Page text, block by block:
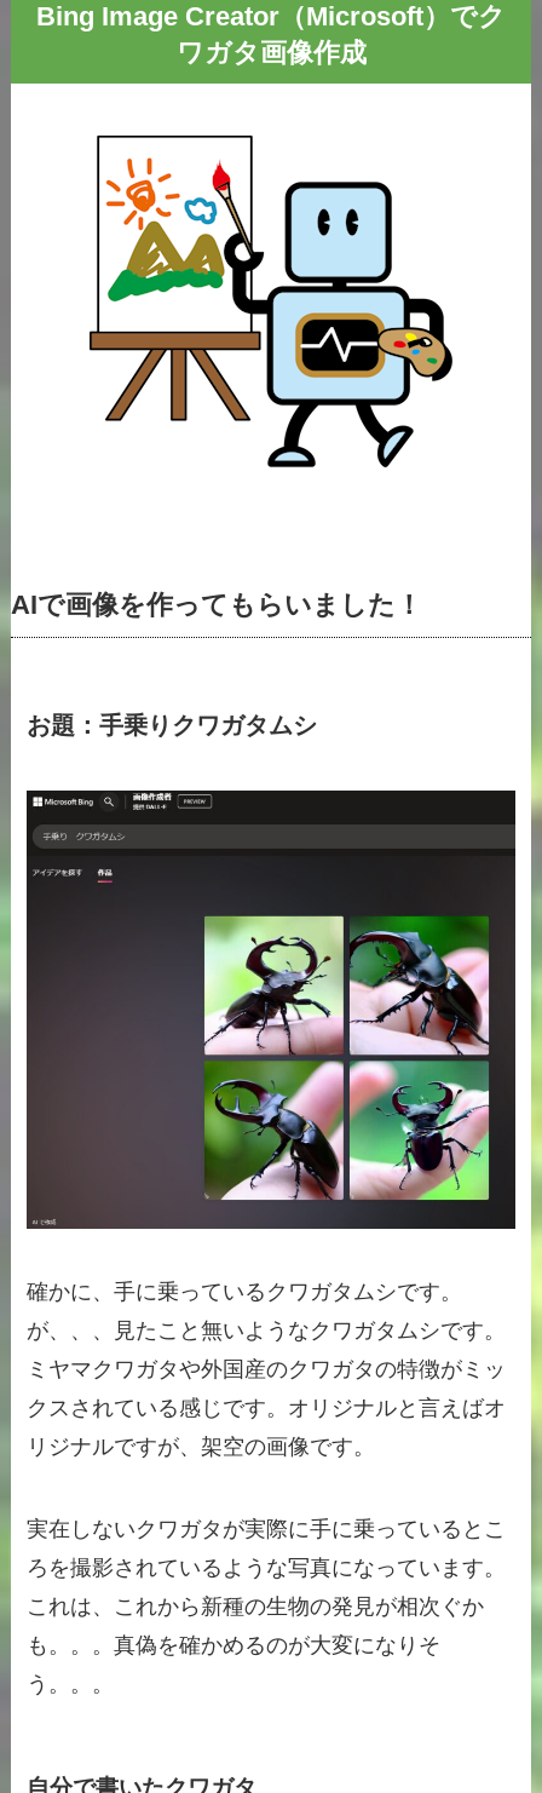
Bing Image Creator（Microsoft）でク
ワガタ画像作成
AIで画像を作ってもらいました！
お題：手乗りクワガタムシ
確かに、手に乗っているクワガタムシです。
が、、、見たこと無いようなクワガタムシです。
ミヤマクワガタや外国産のクワガタの特徴がミッ
クスされている感じです。オリジナルと言えばオ
リジナルですが、架空の画像です。
実在しないクワガタが実際に手に乗っているとこ
ろを撮影されているような写真になっています。
これは、これから新種の生物の発見が相次ぐか
も。。。真偽を確かめるのが大変になりそ
う。。。
自分で書いたクワガタ